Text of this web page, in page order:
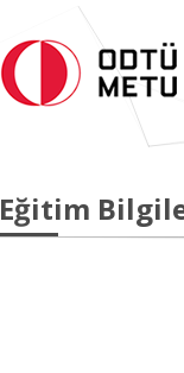
Eğitim